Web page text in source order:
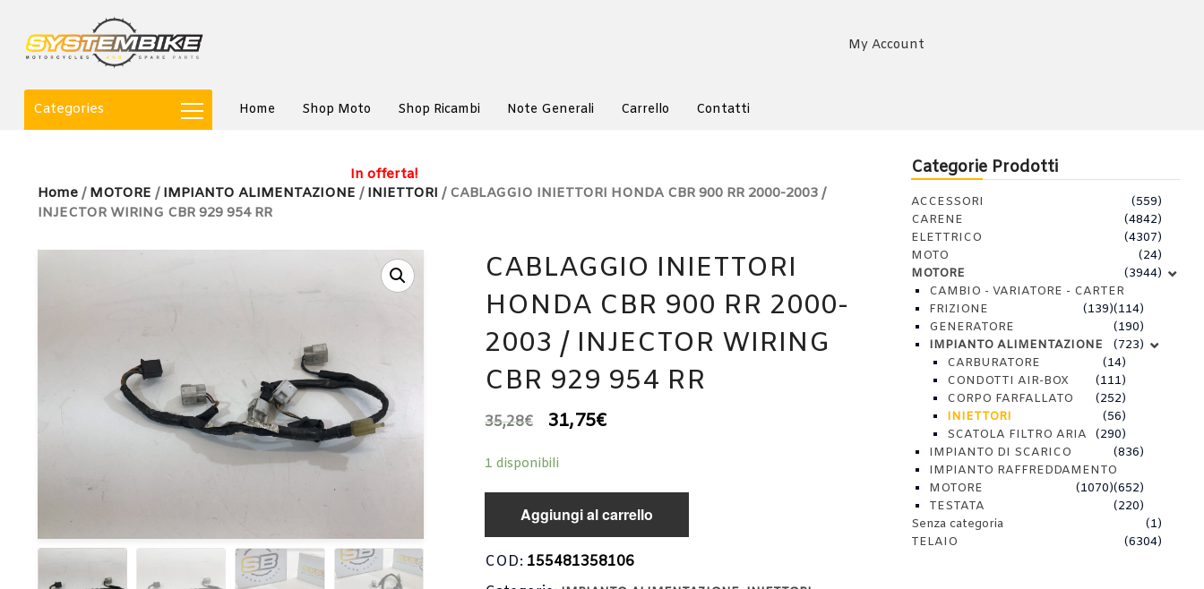
My Account
Categories Home Shop Moto Shop Ricambi Note Generali Carrello Contatti
Home / MOTORE / IMPIANTO ALIMENTAZIONE / INIETTORI / CABLAGGIO INIETTORI HONDA CBR 900 RR 2000-2003 /
INJECTOR WIRING CBR 929 954 RR
In offerta!
CABLAGGIO INIETTORI
HONDA CBR 900 RR 2000-
2003 / INJECTOR WIRING
CBR 929 954 RR
35,28€ 31,75€
1 disponibili
Aggiungi al carrello
COD: 155481358106
Categorie Prodotti
ACCESSORI
(559)
CARENE
(4842)
ELETTRICO
(4307)
MOTO
(24)
MOTORE
(3944)
CAMBIO - VARIATORE - CARTER
(114)
FRIZIONE
(139)
GENERATORE
(190)
IMPIANTO ALIMENTAZIONE
(723)
CARBURATORE
(14)
CONDOTTI AIR-BOX
(111)
CORPO FARFALLATO
(252)
INIETTORI
(56)
SCATOLA FILTRO ARIA
(290)
IMPIANTO DI SCARICO
(836)
IMPIANTO RAFFREDDAMENTO
(652)
MOTORE
(1070)
TESTATA
(220)
Senza categoria
(1)
TELAIO
(6304)